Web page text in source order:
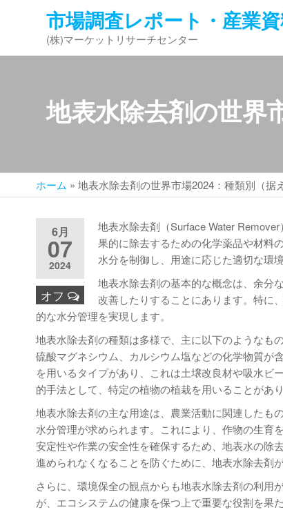
ン
市場調査レポート・産業
(株)マーケットリサーチセンター
地表水除去剤の世界
ホーム » 地表水除去剤の世界市場2024：種類別（据
6月
07
2024
オフ
地表水除去剤（Surface Water
果的に除去するための化学薬品や材料
水分を制御し、用途に応じた適切な環
地表水除去剤の基本的な概念は、余分
改善したりすることにあります。特に
的な水分管理を実現します。
地表水除去剤の種類は多様で、主に以下のようなも
硫酸マグネシウム、カルシウム塩などの化学物質が
を用いるタイプがあり、これは土壌改良材や吸水ビ
的手法として、特定の植物の植栽を用いることがあ
地表水除去剤の主な用途は、農業活動に関連したも
水分管理が求められます。これにより、作物の生育
安定性や作業の安全性を確保するため、地表水の除
進められなくなることを防ぐために、地表水除去剤が
さらに、環境保全の観点からも地表水除去剤の利用
が、エコシステムの健康を保つ上で重要な役割を果